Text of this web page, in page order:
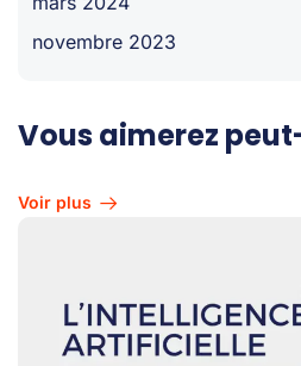
novembre 2023
Vous aimerez
Voir plus